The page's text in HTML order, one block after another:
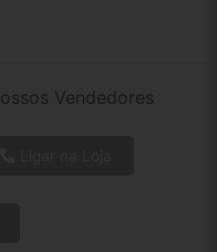
Vendedores